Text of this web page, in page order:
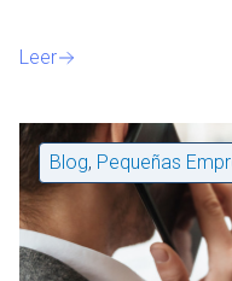
Leer
Blog, Pequeñas